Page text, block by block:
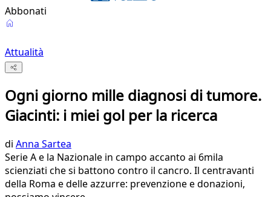
Abbonati
Attualità
Ogni giorno mille diagnosi di tumore.
Giacinti: i miei gol per la ricerca
di Anna Sartea
Serie A e la Nazionale in campo accanto ai 6mila
scienziati che si battono contro il cancro. Il centravanti
della Roma e delle azzurre: prevenzione e donazioni,